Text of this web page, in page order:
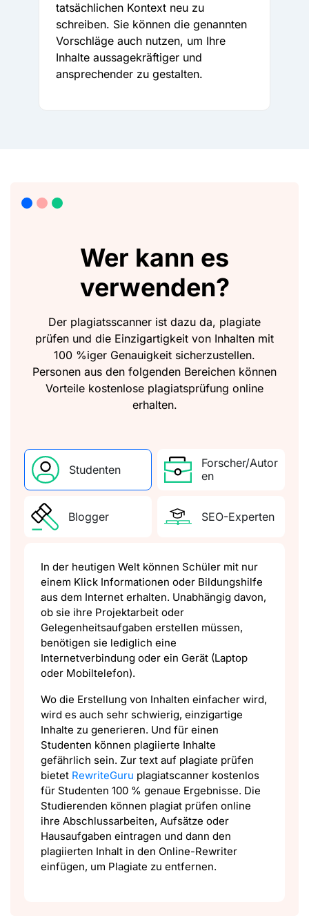
tatsächlichen Kontext neu zu
schreiben. Sie können die genannten
Vorschläge auch nutzen, um Ihre
Inhalte aussagekräftiger und
ansprechender zu gestalten.
Wer kann es
verwenden?
Der plagiatsscanner ist dazu da, plagiate
prüfen und die Einzigartigkeit von Inhalten mit
100 %iger Genauigkeit sicherzustellen.
Personen aus den folgenden Bereichen können
Vorteile kostenlose plagiatsprüfung online
erhalten.
Studenten
Forscher/Autor
en
Blogger SEO-Experten
In der heutigen Welt können Schüler mit nur
einem Klick Informationen oder Bildungshilfe
aus dem Internet erhalten. Unabhängig davon,
ob sie ihre Projektarbeit oder
Gelegenheitsaufgaben erstellen müssen,
benötigen sie lediglich eine
Internetverbindung oder ein Gerät (Laptop
oder Mobiltelefon).
Wo die Erstellung von Inhalten einfacher wird,
wird es auch sehr schwierig, einzigartige
Inhalte zu generieren. Und für einen
Studenten können plagiierte Inhalte
gefährlich sein. Zur text auf plagiate prüfen
bietet RewriteGuru plagiatscanner kostenlos
für Studenten 100 % genaue Ergebnisse. Die
Studierenden können plagiat prüfen online
ihre Abschlussarbeiten, Aufsätze oder
Hausaufgaben eintragen und dann den
plagiierten Inhalt in den Online-Rewriter
einfügen, um Plagiate zu entfernen.